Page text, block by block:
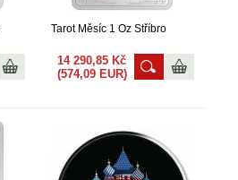
Tarot Měsíc 1 Oz Stříbro
14 290,85 Kč
(574,09 EUR)